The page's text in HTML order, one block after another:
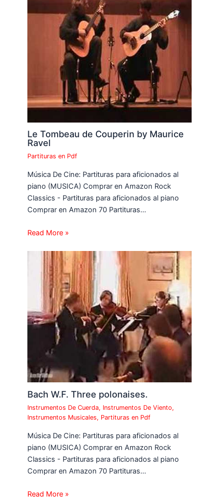
Le Tombeau de Couperin by Maurice
Ravel
Partituras en Pdf
Música De Cine: Partituras para aficionados al
piano (MUSICA) Comprar en Amazon Rock
Classics - Partituras para aficionados al piano
Comprar en Amazon 70 Partituras…
Read More »
Bach W.F. Three polonaises.
Instrumentos De Cuerda, Instrumentos De Viento,
Instrumentos Musicales, Partituras en Pdf
Música De Cine: Partituras para aficionados al
piano (MUSICA) Comprar en Amazon Rock
Classics - Partituras para aficionados al piano
Comprar en Amazon 70 Partituras…
Read More »